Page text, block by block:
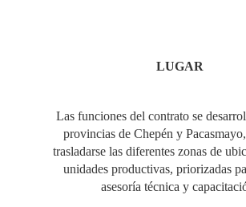
LUGAR
Las funciones del contrato se
provincias de Chepén y
trasladarse las diferentes zonas de
unidades productivas, priorizadas
asesoría técnica y